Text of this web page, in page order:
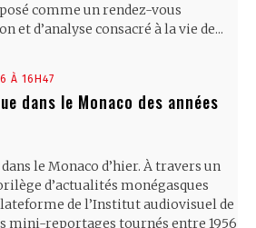
comme un rendez-vous
et d’analyse consacré à la vie de...
À 16H47
dans le Monaco des années
le Monaco d’hier. À travers un
d’actualités monégasques
de l’Institut audiovisuel de
mini-reportages tournés entre 1956